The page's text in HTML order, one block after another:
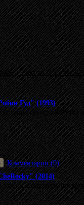
"data-ad-slot" =>
Гуд" (1993)
группыКРУИЗ
Комментарии (0)
(2014)
запись с выступления